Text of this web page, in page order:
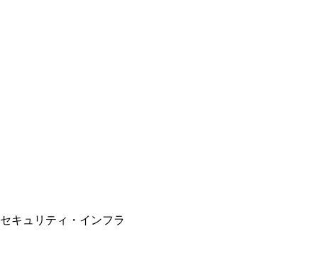
セキュリティ・インフラ